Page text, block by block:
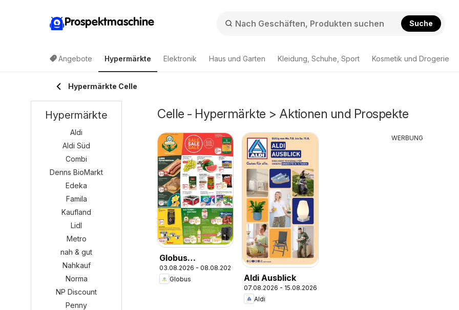
Prospektmaschine Suche
Angebote Hypermärkte Elektronik Haus und Garten Kleidung, Schuhe, Sport Kosmetik und Drogerie
Hypermärkte Celle
Celle - Hypermärkte > Aktionen und Prospekte
Globus
Wochenangebote
03.08.2026 - 08.08.2026
Globus
Aldi Ausblick
07.08.2026 - 15.08.2026
Aldi
WERBUNG
Hypermärkte
Aldi
Aldi Süd
Combi
Denns BioMarkt
Edeka
Famila
Kaufland
Lidl
Metro
nah & gut
Nahkauf
Norma
NP Discount
Penny